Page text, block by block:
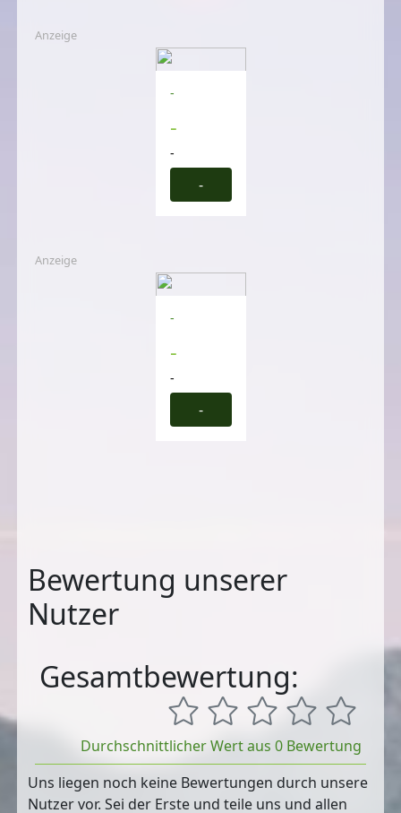
Anzeige
-
-
-
-
Anzeige
-
-
-
-
Bewertung unserer
Nutzer
Gesamtbewertung:
Durchschnittlicher Wert aus 0 Bewertung
Uns liegen noch keine Bewertungen durch unsere
Nutzer vor. Sei der Erste und teile uns und allen